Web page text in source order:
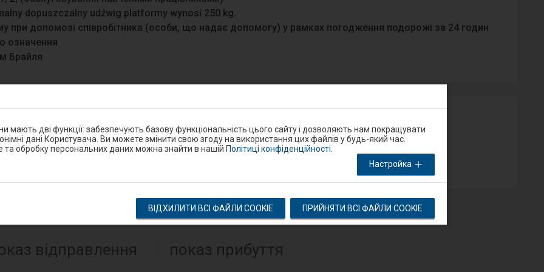
dopuszczalny udźwig platformy wynosi 250 kg.
при допомозі співробітника (особи, що надає допомогу) у рамках погодження подорожі за 24 годин
означення
Брайля
iOS.
Google Play
Розклад на станції
відправлення показ прибуття
мають дві функції: забезпечують базову функціональність цього сайту і дозволяють нам покращувати
дані Користувача. Ви можете змінити свою згоду на використання цих файлів у будь-який час.
обробку персональних даних можна знайти в нашій Політиці конфіденційності
Настройка
ВІДХИЛИТИ ВСІ ФАЙЛИ COOKIE ПРИЙНЯТИ ВСІ ФАЙЛИ COOKIE